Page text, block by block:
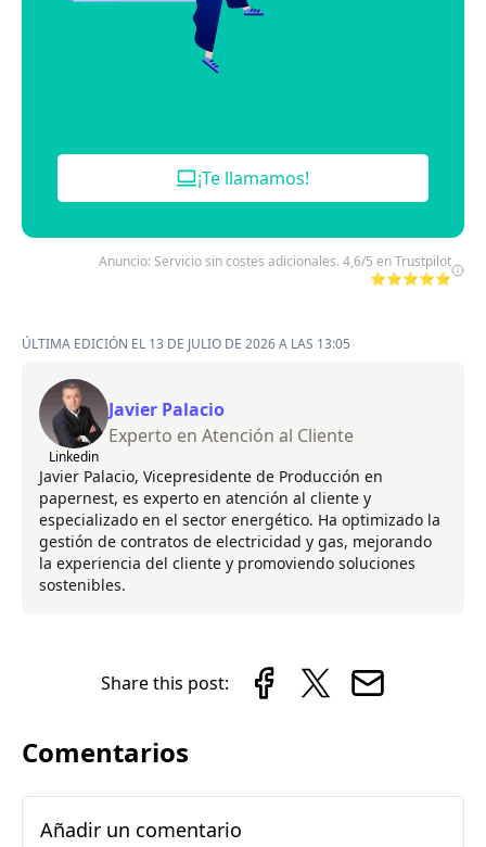
¡Te llamamos!
Anuncio: Servicio sin costes adicionales. 4,6/5 en Trustpilot
⭐⭐⭐⭐⭐
ÚLTIMA EDICIÓN EL 13 DE JULIO DE 2026 A LAS 13:05
Linkedin
Javier Palacio
Experto en Atención al Cliente
Javier Palacio, Vicepresidente de Producción en
papernest, es experto en atención al cliente y
especializado en el sector energético. Ha optimizado la
gestión de contratos de electricidad y gas, mejorando
la experiencia del cliente y promoviendo soluciones
sostenibles.
Share this post:
Comentarios
Añadir un comentario